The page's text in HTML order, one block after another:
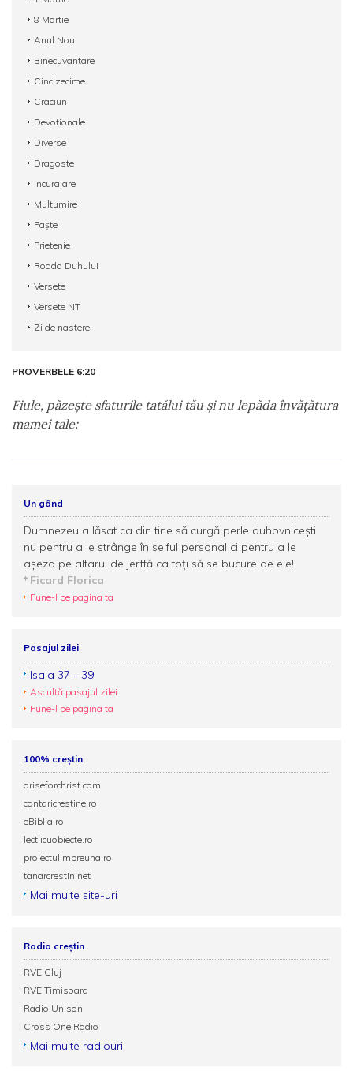
8 Martie
Anul Nou
Binecuvantare
Cincizecime
Craciun
Devoționale
Diverse
Dragoste
Incurajare
Multumire
Paște
Prietenie
Roada Duhului
Versete
Versete NT
Zi de nastere
PROVERBELE 6:20
Fiule, păzeşte sfaturile tatălui tău şi nu lepăda învăţătura
mamei tale:
Un gând
Dumnezeu a lăsat ca din tine să curgă perle duhovniceşti
nu pentru a le strânge în seiful personal ci pentru a le
aşeza pe altarul de jertfă ca toţi să se bucure de ele!
Ficard Florica
Pune-l pe pagina ta
Pasajul zilei
Isaia 37 - 39
Ascultă pasajul zilei
Pune-l pe pagina ta
100% creștin
ariseforchrist.com
cantaricrestine.ro
eBiblia.ro
lectiicuobiecte.ro
proiectulimpreuna.ro
tanarcrestin.net
Mai multe site-uri
Radio creștin
RVE Cluj
RVE Timisoara
Radio Unison
Cross One Radio
Mai multe radiouri